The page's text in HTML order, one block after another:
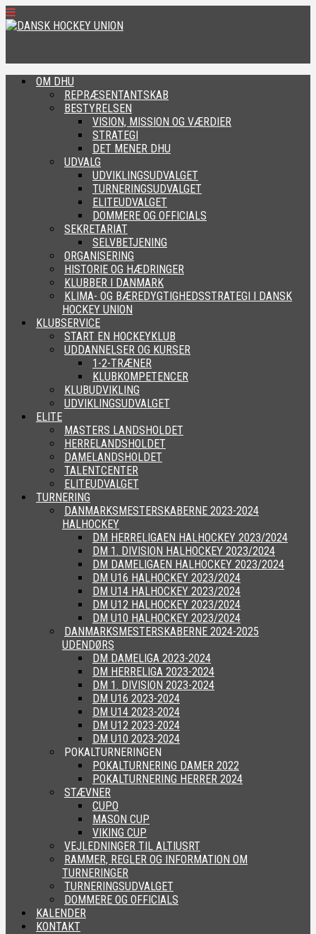
OM DHU
REPRÆSENTANTSKAB
BESTYRELSEN
VISION, MISSION OG VÆRDIER
STRATEGI
DET MENER DHU
UDVALG
UDVIKLINGSUDVALGET
TURNERINGSUDVALGET
ELITEUDVALGET
DOMMERE OG OFFICIALS
SEKRETARIAT
SELVBETJENING
ORGANISERING
HISTORIE OG HÆDRINGER
KLUBBER I DANMARK
KLIMA- OG BÆREDYGTIGHEDSSTRATEGI I DANSK
HOCKEY UNION
KLUBSERVICE
START EN HOCKEYKLUB
UDDANNELSER OG KURSER
1-2-TRÆNER
KLUBKOMPETENCER
KLUBUDVIKLING
UDVIKLINGSUDVALGET
ELITE
MASTERS LANDSHOLDET
HERRELANDSHOLDET
DAMELANDSHOLDET
TALENTCENTER
ELITEUDVALGET
TURNERING
DANMARKSMESTERSKABERNE 2023-2024
HALHOCKEY
DM HERRELIGAEN HALHOCKEY 2023/2024
DM 1. DIVISION HALHOCKEY 2023/2024
DM DAMELIGAEN HALHOCKEY 2023/2024
DM U16 HALHOCKEY 2023/2024
DM U14 HALHOCKEY 2023/2024
DM U12 HALHOCKEY 2023/2024
DM U10 HALHOCKEY 2023/2024
DANMARKSMESTERSKABERNE 2024-2025
UDENDØRS
DM DAMELIGA 2023-2024
DM HERRELIGA 2023-2024
DM 1. DIVISION 2023-2024
DM U16 2023-2024
DM U14 2023-2024
DM U12 2023-2024
DM U10 2023-2024
POKALTURNERINGEN
POKALTURNERING DAMER 2022
POKALTURNERING HERRER 2024
STÆVNER
CUPO
MASON CUP
VIKING CUP
VEJLEDNINGER TIL ALTIUSRT
RAMMER, REGLER OG INFORMATION OM
TURNERINGER
TURNERINGSUDVALGET
DOMMERE OG OFFICIALS
KALENDER
KONTAKT